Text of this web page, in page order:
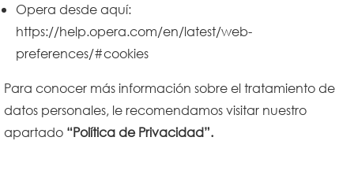
Opera desde aquí:
https://help.opera.com/en/latest/web-
preferences/#cookies
Para conocer más información sobre el tratamiento de
datos personales, le recomendamos visitar nuestro
apartado “Política de Privacidad”.